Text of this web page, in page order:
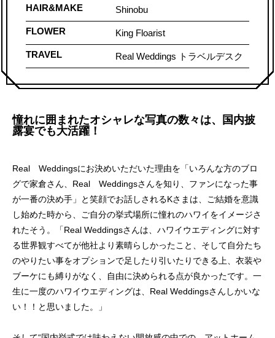
HAIR&MAKE Shinobu
FLOWER King Floarist
TRAVEL Real Weddings トラベルデスク
憧れに囲まれたオシャレな写真の数々は、国内披
露宴でも大活躍！
Real Weddingsにお決めいただいた理由を「いろんな方のブロ
グで家倉さん、Real Weddingsさんを知り、ファンになった事
が一番の決め手」と笑顔でお話しされるKさまは、ご結婚を意識
し始めた時から、ご自分の挙式場所に憧れのハワイをイメージさ
れたそう。「Real Weddingsさんは、ハワイウエディングに対す
る世界観すべてが他社より素晴らしかったこと、そして自分たち
のやりたい事をオプションで足したり引いたりできる上、衣装や
ブーケにも縛りがなく、自由に決められる点が良かったです。一
生に一度のハワイウエディングは、Real Weddingsさんしかいな
い！！と思いました。」